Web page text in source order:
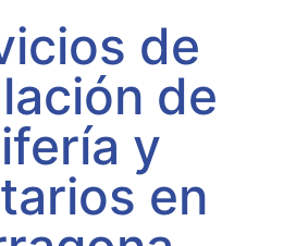
de
de
y
en